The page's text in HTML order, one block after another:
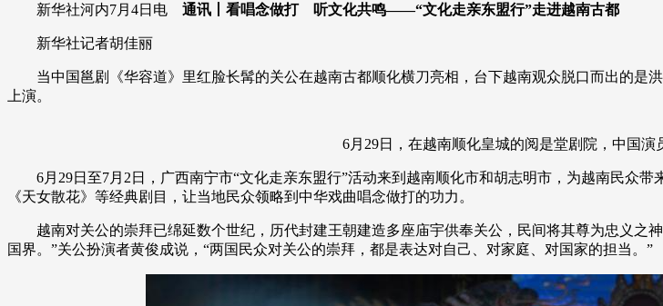
新华社河内7月4日电 通讯丨看唱念做打 听文化共鸣——“文化走亲东盟行”走进越南古都
新华社记者胡佳丽
当中国邕剧《华容道》里红脸长髯的关公在越南古都顺化横刀亮相，台下越南观众脱口而出的是
上演。
6月29日，在越南顺化皇城的阅是堂剧院，中国演
6月29日至7月2日，广西南宁市“文化走亲东盟行”活动来到越南顺化市和胡志明市，为越南民众带
《天女散花》等经典剧目，让当地民众领略到中华戏曲唱念做打的功力。
越南对关公的崇拜已绵延数个世纪，历代封建王朝建造多座庙宇供奉关公，民间将其尊为忠义之
国界。”关公扮演者黄俊成说，“两国民众对关公的崇拜，都是表达对自己、对家庭、对国家的担当。”